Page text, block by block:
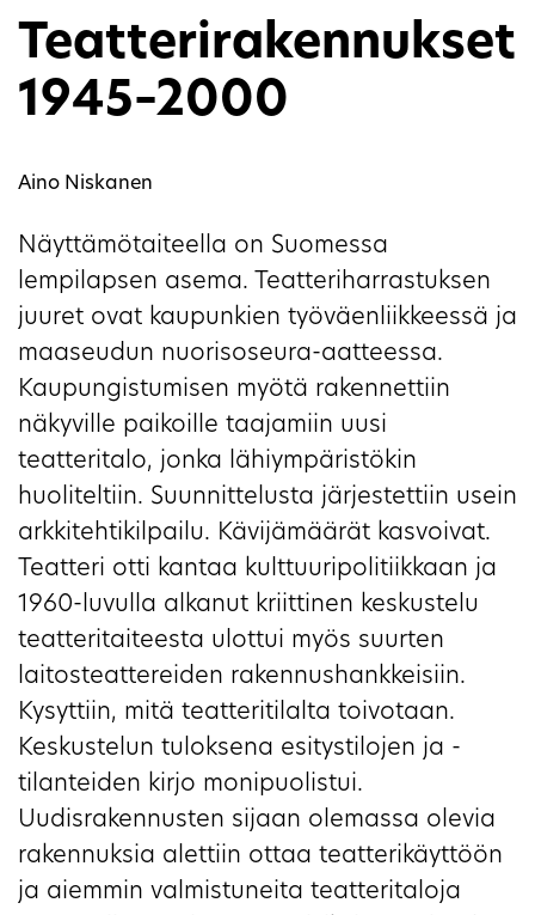
Teatterirakennukset
1945–2000
Aino Niskanen
Näyttämötaiteella on Suomessa
lempilapsen asema. Teatteriharrastuksen
juuret ovat kaupunkien työväenliikkeessä ja
maaseudun nuorisoseura-aatteessa.
Kaupungistumisen myötä rakennettiin
näkyville paikoille taajamiin uusi
teatteritalo, jonka lähiympäristökin
huoliteltiin. Suunnittelusta järjestettiin usein
arkkitehtikilpailu. Kävijämäärät kasvoivat.
Teatteri otti kantaa kulttuuripolitiikkaan ja
1960-luvulla alkanut kriittinen keskustelu
teatteritaiteesta ulottui myös suurten
laitosteattereiden rakennushankkeisiin.
Kysyttiin, mitä teatteritilalta toivotaan.
Keskustelun tuloksena esitystilojen ja -
tilanteiden kirjo monipuolistui.
Uudisrakennusten sijaan olemassa olevia
rakennuksia alettiin ottaa teatterikäyttöön
ja aiemmin valmistuneita teatteritaloja